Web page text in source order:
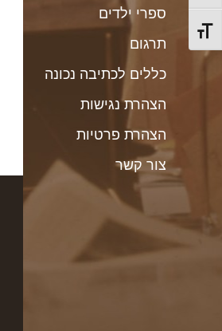
מתג גודל גופן
ספרי ילדים
תרגום
כללים לכתיבה נכונה
הצהרת נגישות
הצהרת פרטיות
צור קשר